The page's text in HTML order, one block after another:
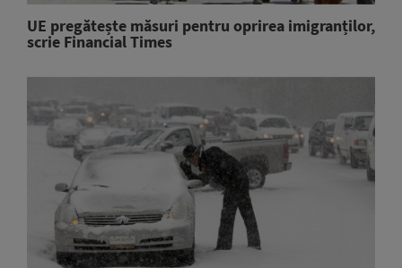
UE pregătește măsuri pentru oprirea imigranților,
scrie Financial Times